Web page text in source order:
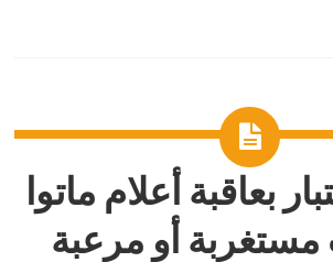
بعاقبة أعلام ماتوا
أو مرعبة